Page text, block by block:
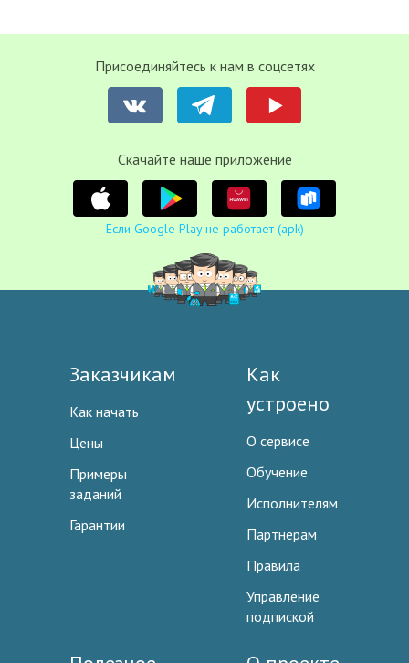
Присоединяйтесь к нам в соцсетях
Cкачайте наше приложение
Если Google Play не работает (apk)
Заказчикам
Как начать
Цены
Примеры
заданий
Гарантии
Как
устроено
О сервисе
Обучение
Исполнителям
Партнерам
Правила
Управление
подпиской